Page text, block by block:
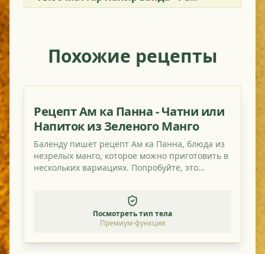
Похожие рецепты
Рецепт Ам ка Панна - Чатни или
Напиток из Зеленого Манго
Баленду пишет рецепт Ам ка Панна, блюда из
незрелых манго, которое можно приготовить в
нескольких вариациях. Попробуйте, это
Посмотреть тип тела
Премиум-функция